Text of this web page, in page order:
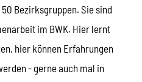
Bezirksgruppen. Sie sind
im BWK. Hier lernt
hier können Erfahrungen
- gerne auch mal in